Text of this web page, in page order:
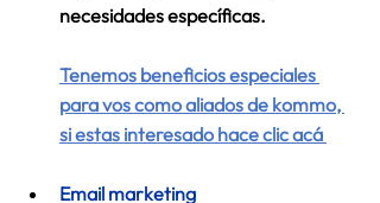
necesidades específicas.
Tenemos beneficios especiales
para vos como aliados de kommo,
si estas interesado hace clic acá
Email marketing